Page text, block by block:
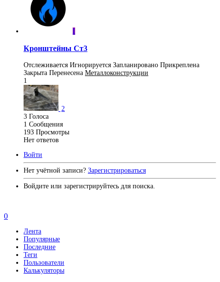
I
Кронштейны Ст3
Отслеживается Игнорируется Запланировано Прикреплена
Закрыта Перенесена Металлоконструкции
1
2
3 Голоса
1 Сообщения
193 Просмотры
Нет ответов
Войти
Нет учётной записи? Зарегистрироваться
Войдите или зарегистрируйтесь для поиска.
0
Лента
Популярные
Последние
Теги
Пользователи
Калькуляторы